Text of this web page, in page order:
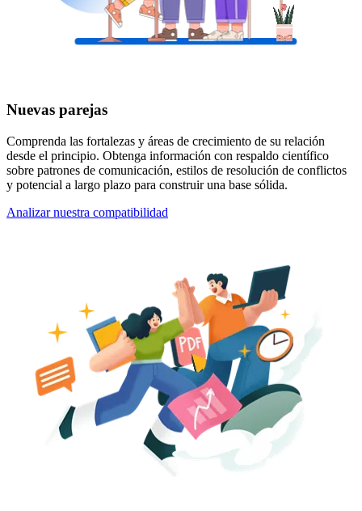
Nuevas parejas
Comprenda las fortalezas y áreas de crecimiento de su relación
desde el principio. Obtenga información con respaldo científico
sobre patrones de comunicación, estilos de resolución de conflictos
y potencial a largo plazo para construir una base sólida.
Analizar nuestra compatibilidad